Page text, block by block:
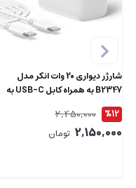
شارژر دیواری 20 وات انکر مدل
B2347 به همراه کابل USB-C به
طول 1.5 متر
%12
2,450,000
2,150,000 تومان